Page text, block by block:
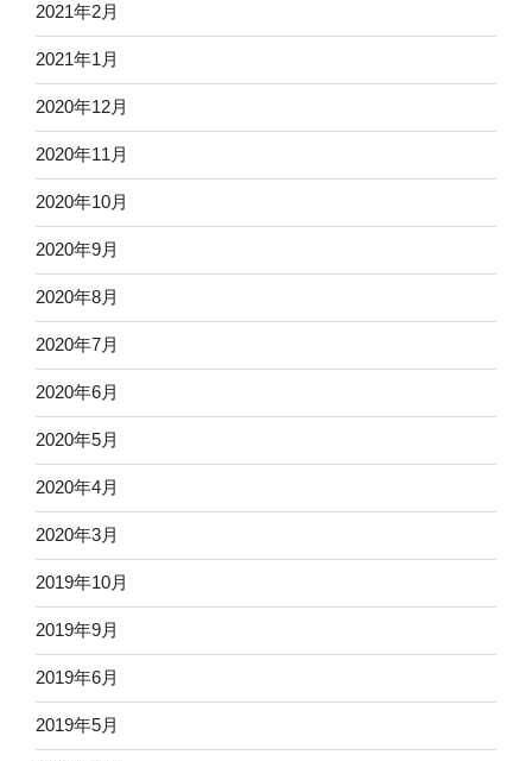
2021年2月
2021年1月
2020年12月
2020年11月
2020年10月
2020年9月
2020年8月
2020年7月
2020年6月
2020年5月
2020年4月
2020年3月
2019年10月
2019年9月
2019年6月
2019年5月